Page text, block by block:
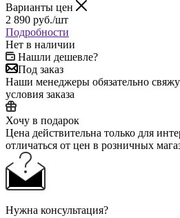
Варианты цен
2 890 руб./шт
Подробности
Нет в наличии
Нашли дешевле?
Под заказ
Наши менеджеры обязательно
условия заказа
Хочу в подарок
Цена действительна только для
отличаться от цен в розничных
Нужна консультация?